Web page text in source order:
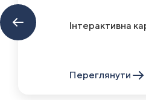
Інтерактивна
Переглянути